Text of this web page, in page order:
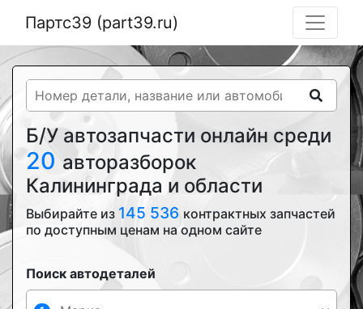
Партс39 (part39.ru)
Б/У автозапчасти онлайн среди
20 авторазборок
Калининграда и области
Выбирайте из 145 536 контрактных запчастей
по доступным ценам на одном сайте
Поиск автодеталей